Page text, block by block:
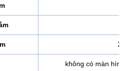
không có màn